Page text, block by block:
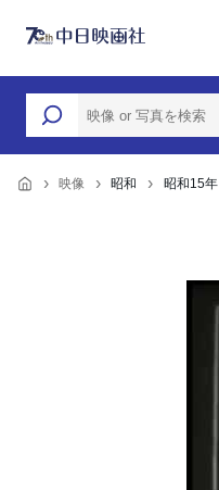
映像 昭和 昭和15年